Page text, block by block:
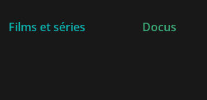
Films et séries Docus